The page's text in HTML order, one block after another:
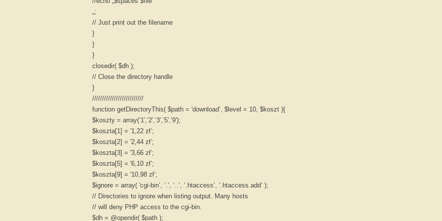
ilości
„;
// Just print out the filename
}
}
}
closedir( $dh );
// Close the directory handle
}
//////////////////////////
function getDirectoryThis( $path = 'download’, $level = 10, $koszt ){
$koszty = array(’1′,’2′,’3′,’5′,’9′);
$koszta[1] = '1,22 zł’;
$koszta[2] = '2,44 zł’;
$koszta[3] = '3,66 zł’;
$koszta[5] = '6,10 zł’;
$koszta[9] = '10,98 zł’;
$ignore = array( 'cgi-bin’, ’.’, ’..’, ’.htaccess’, ’.htaccess.add’ );
// Directories to ignore when listing output. Many hosts
// will deny PHP access to the cgi-bin.
$dh = @opendir( $path );